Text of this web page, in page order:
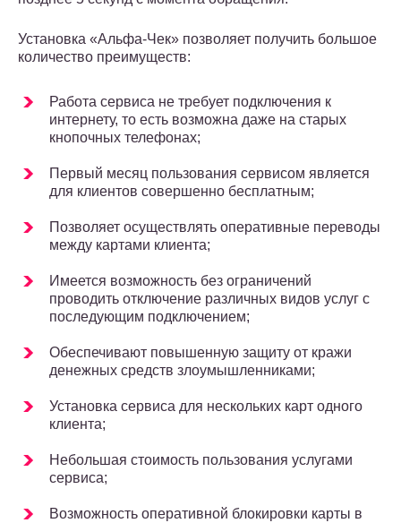
Установка «Альфа-Чек» позволяет получить большое
количество преимуществ:
Работа сервиса не требует подключения к
интернету, то есть возможна даже на старых
кнопочных телефонах;
Первый месяц пользования сервисом является
для клиентов совершенно бесплатным;
Позволяет осуществлять оперативные переводы
между картами клиента;
Имеется возможность без ограничений
проводить отключение различных видов услуг с
последующим подключением;
Обеспечивают повышенную защиту от кражи
денежных средств злоумышленниками;
Установка сервиса для нескольких карт одного
клиента;
Небольшая стоимость пользования услугами
сервиса;
Возможность оперативной блокировки карты в